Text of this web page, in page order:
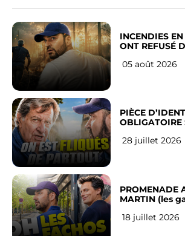
INCENDIES
ONT REFUSÉ
05 août 2026
PIÈCE
OBLIGATOIRE
Français
28 juillet 2026
PROMENADE
MARTIN (les
18 juillet 2026